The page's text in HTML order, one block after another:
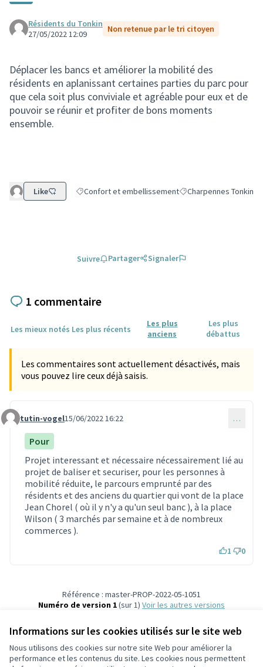
Informations sur les cookies utilisés sur le site web
Nous utilisons des cookies sur notre site Web pour améliorer la
performance et les contenus du site. Les cookies nous permettent
Résidents du Tonkin
27/05/2022 12:09
Non retenue par le tri citoyen
Déplacer les bancs et améliorer la mobilité des
résidents en aplanissant certaines parties du parc pour
que cela soit plus conviviale et agréable pour eux et de
pouvoir se réunir et profiter de bons moments
ensemble.
Like Filtrer les résultats de la catégorie : Confort et
Confort et embellissementFiltrer les résultats
Charpennes Tonkin
Suivre Partager Signaler
1 commentaire
Les mieux notés Les plus récents
Les plus
anciens
Les plus
débattus
Les commentaires sont actuellement désactivés, mais
vous pouvez lire ceux déjà saisis.
Commentaire 1777
tutin-vogel15/06/2022 16:22 …
Pour
Projet interessant et nécessaire nécessairement lié au
projet de baliser et securiser, pour les personnes à
mobilité réduite, le parcours emprunté par des
résidents et des anciens du quartier qui vont de la place
Jean Chorel ( où il y n'y a qu'un seul banc ), à la place
Wilson ( 3 marchés par semaine et à de nombreux
commerces ).
1 0
Référence : master-PROP-2022-05-1051
Numéro de version 1(sur 1)
voir les autres versions
Conditions d'utilisation
Paramètres des cookies